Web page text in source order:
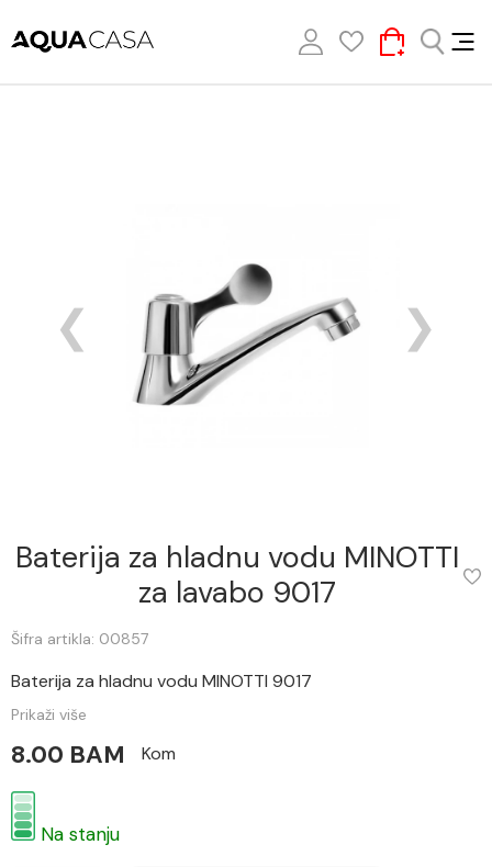
Baterija za hladnu vodu MINOTTI
za lavabo 9017
Šifra artikla: 00857
Baterija za hladnu vodu MINOTTI 9017
Prikaži više
8.00 BAM Kom
Na stanju